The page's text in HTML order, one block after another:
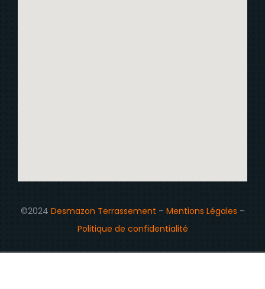
©2024 Desmazon Terrassement – Mentions Légales –
Politique de confidentialité